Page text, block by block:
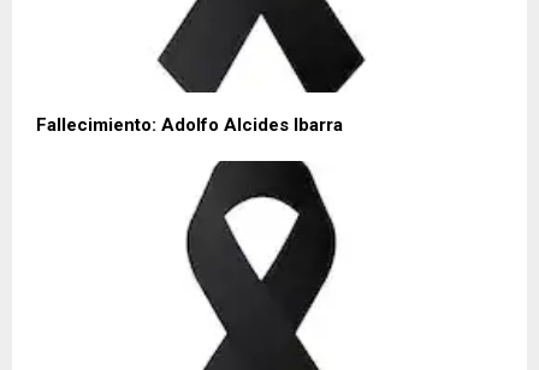
Fallecimiento: Adolfo Alcides Ibarra